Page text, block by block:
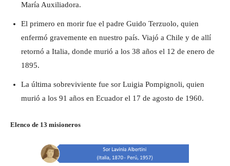
María Auxiliadora.
El primero en morir fue el padre Guido Terzuolo, quien
enfermó gravemente en nuestro país. Viajó a Chile y de allí
retornó a Italia, donde murió a los 38 años el 12 de enero de
1895.
La última sobreviviente fue sor Luigia Pompignoli, quien
murió a los 91 años en Ecuador el 17 de agosto de 1960.
Elenco de 13 misioneros